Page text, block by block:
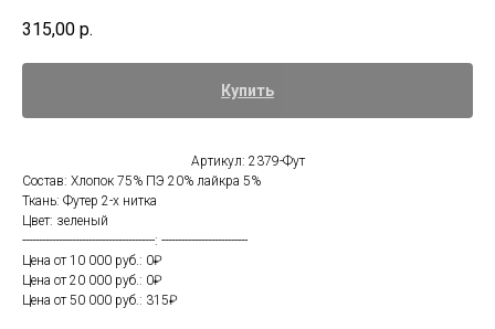
315,00 р.
Купить
Артикул: 2379-Фут
Состав: Хлопок 75% ПЭ 20% лайкра 5%
Ткань: Футер 2-х нитка
Цвет: зеленый
----------------------------------------: --------------------------
Цена от 10 000 руб.: 0₽
Цена от 20 000 руб.: 0₽
Цена от 50 000 руб.: 315₽